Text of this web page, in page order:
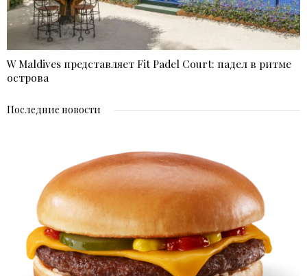
W Maldives представляет Fit Padel Court: падел в ритме
острова
Последние новости